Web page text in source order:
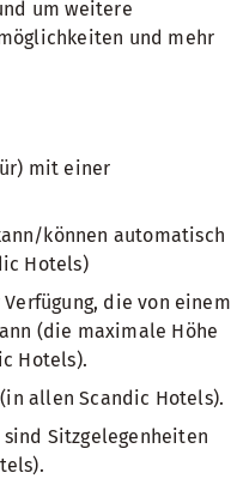
um weitere
und mehr
mit einer
können automatisch
Hotels)
die von einem
(die maximale Höhe
Hotels).
allen Scandic Hotels).
Sitzgelegenheiten